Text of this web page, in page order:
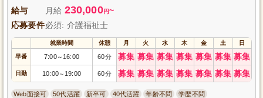
給与 月給 230,000円~
応募要件必須: 介護福祉士
就業時間 休憩 月 火 水 木 金 土 日
早番 7:00～ 16:00 60分 募集 募集 募集 募集 募集 募集 募集
日勤 10:00～ 19:00 60分 募集 募集 募集 募集 募集 募集 募集
Web面接可 50代活躍 新卒可 40代活躍 年齢不問 学歴不問